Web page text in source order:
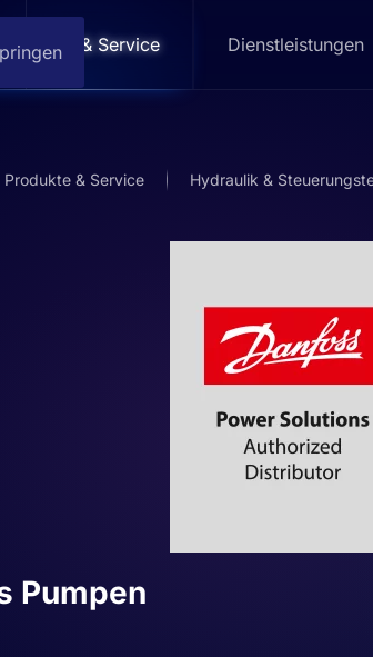
Produkte & Service Dienstleistungen
Produkte & Service Hydraulik &
Pumpen